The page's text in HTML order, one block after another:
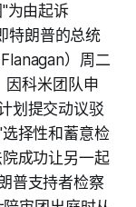
为由起诉
特朗普的总统
）周二
因科米团队申
划提交动议驳
择性和蓄意检
成功让另一起
普支持者检察